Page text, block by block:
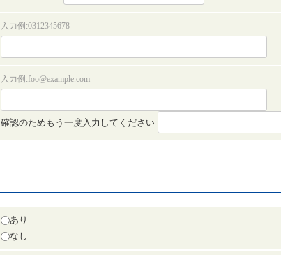
入力例:0312345678
入力例:foo@example.com
確認のためもう一度入力してください
あり
なし